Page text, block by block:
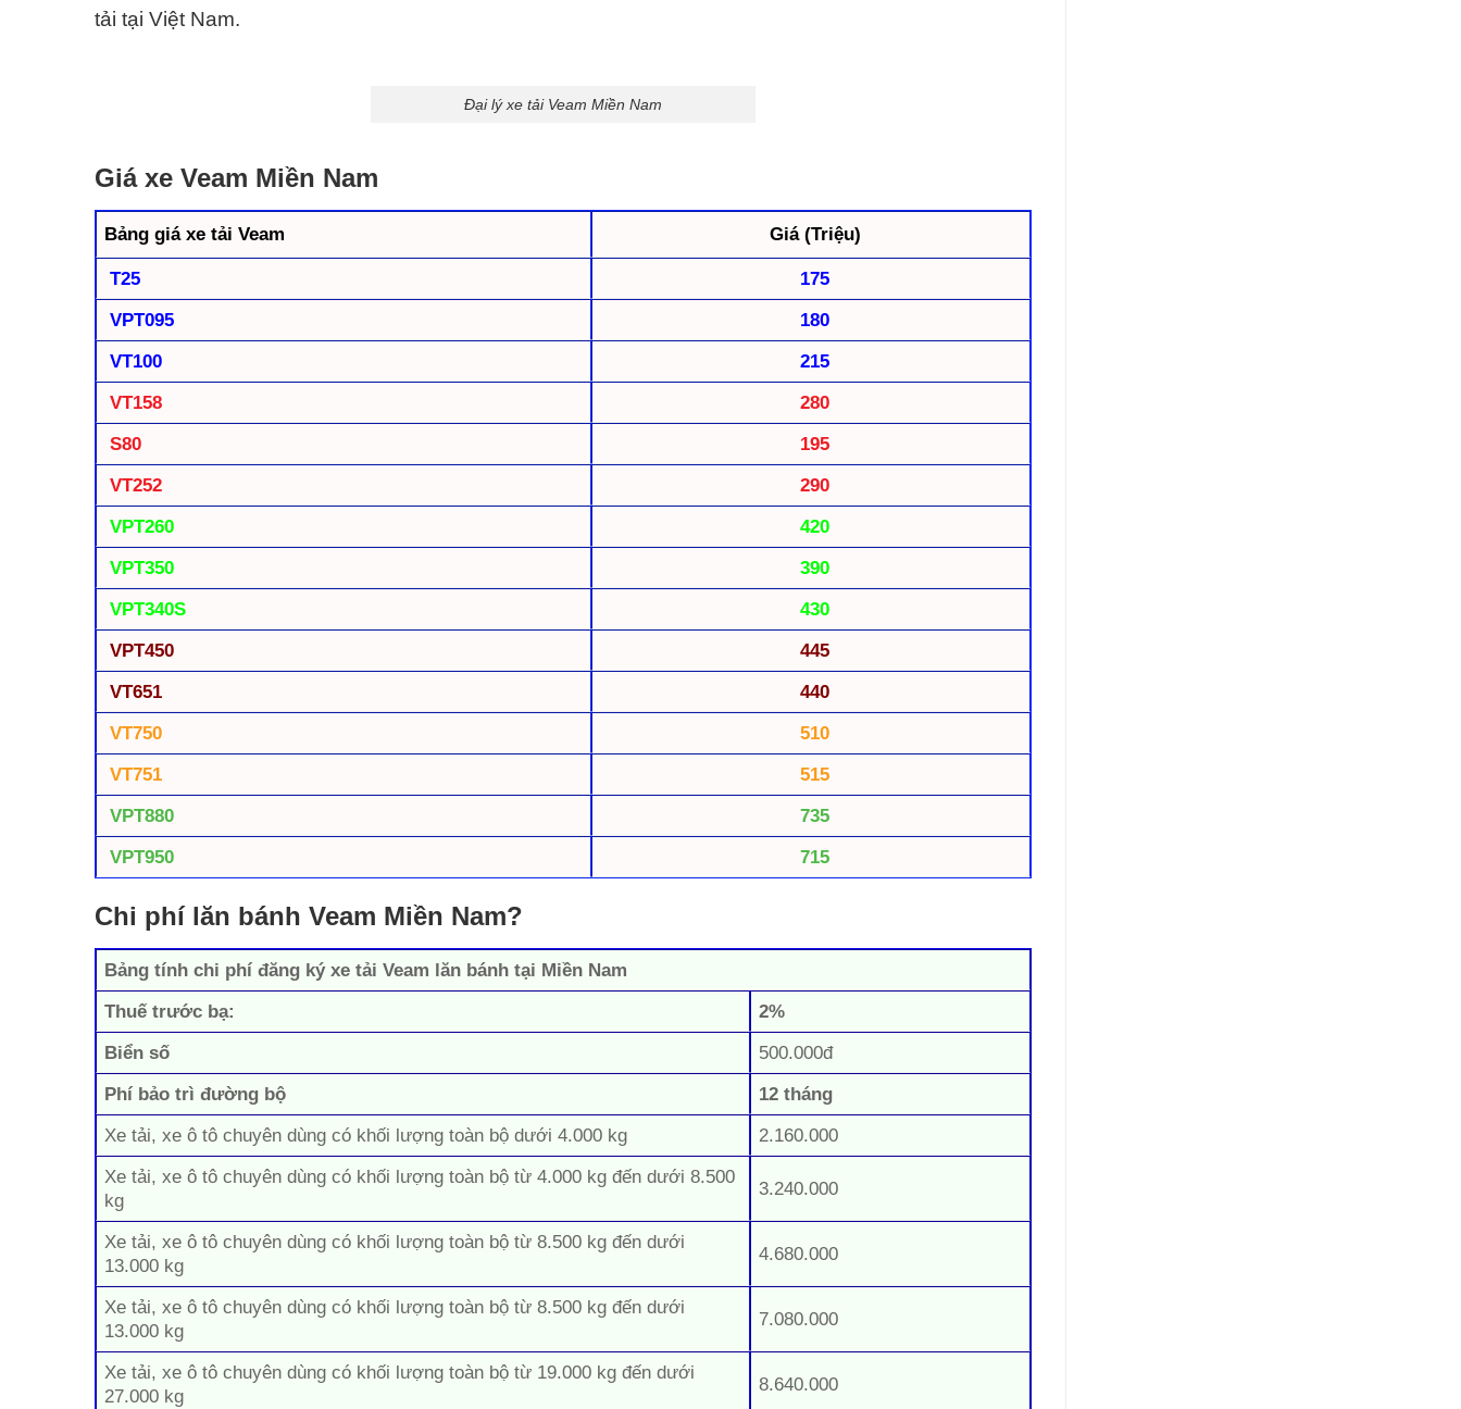
tải tại Việt Nam.
Đại lý xe tải Veam Miền Nam
Giá xe Veam Miền Nam
Bảng giá xe tải Veam Giá (Triệu)
T25
175
VPT095
180
VT100
215
VT158
280
S80
195
VT252
290
VPT260
420
VPT350
390
VPT340S
430
VPT450
445
VT651
440
VT750
510
VT751
515
VPT880
735
VPT950
715
Chi phí lăn bánh Veam Miền Nam?
Bảng tính chi phí đăng ký xe tải Veam lăn bánh tại Miền Nam
Thuế trước bạ:
2%
Biển số
500.000đ
Phí bảo trì đường bộ
12 tháng
Xe tải, xe ô tô chuyên dùng có khối lượng toàn bộ dưới 4.000 kg
2.160.000
Xe tải, xe ô tô chuyên dùng có khối lượng toàn bộ từ 4.000 kg đến dưới 8.500
kg
3.240.000
Xe tải, xe ô tô chuyên dùng có khối lượng toàn bộ từ 8.500 kg đến dưới
13.000 kg
4.680.000
Xe tải, xe ô tô chuyên dùng có khối lượng toàn bộ từ 8.500 kg đến dưới
13.000 kg
7.080.000
Xe tải, xe ô tô chuyên dùng có khối lượng toàn bộ từ 19.000 kg đến dưới
27.000 kg
8.640.000